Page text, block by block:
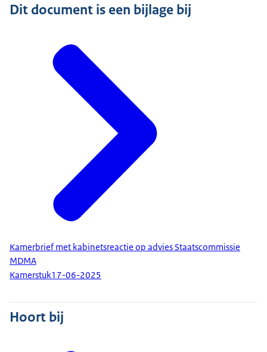
Dit document is een bijlage bij
Kamerbrief met kabinetsreactie op advies Staatscommissie
MDMA
Kamerstuk17-06-2025
Hoort bij